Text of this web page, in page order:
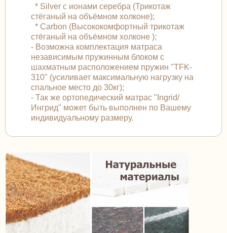
* Silver с ионами серебра (Трикотаж
стёганый на объёмном холконе);
* Carbon (Высококомфортный трикотаж
стёганый на объёмном холконе );
- Возможна комплектация матраса
независимым пружинным блоком с
шахматным расположением пружин "TFK-
310" (усиливает максимальную нагрузку на
спальное место до 30кг);
- Так же ортопедический матрас "Ingrid/
Ингрид" может быть выполнен по Вашему
индивидуальному размеру.